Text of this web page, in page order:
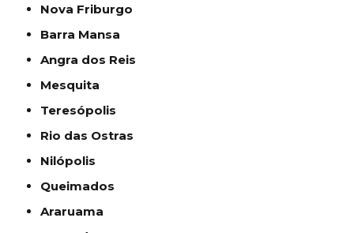
Nova Friburgo
Barra Mansa
Angra dos Reis
Mesquita
Teresópolis
Rio das Ostras
Nilópolis
Queimados
Araruama